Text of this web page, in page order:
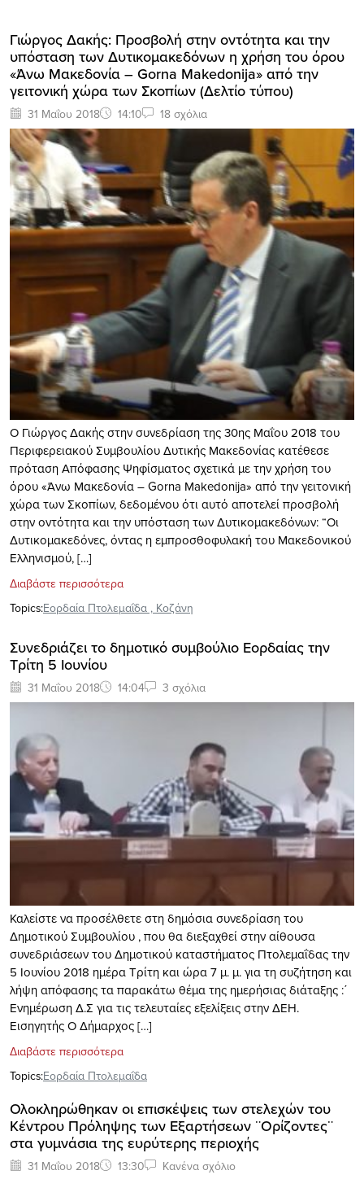
Γιώργος Δακής: Προσβολή στην οντότητα και την
υπόσταση των Δυτικομακεδόνων η χρήση του όρου
«Άνω Μακεδονία – Gorna Makedonija» από την
γειτονική χώρα των Σκοπίων (Δελτίο τύπου)
31 Μαΐου 2018 14:10 18 σχόλια
Ο Γιώργος Δακής στην συνεδρίαση της 30ης Μαΐου 2018 του
Περιφερειακού Συμβουλίου Δυτικής Μακεδονίας κατέθεσε
πρόταση Απόφασης Ψηφίσματος σχετικά με την χρήση του
όρου «Άνω Μακεδονία – Gorna Makedonija» από την γειτονική
χώρα των Σκοπίων, δεδομένου ότι αυτό αποτελεί προσβολή
στην οντότητα και την υπόσταση των Δυτικομακεδόνων: “Οι
Δυτικομακεδόνες, όντας η εμπροσθοφυλακή του Μακεδονικού
Ελληνισμού, […]
Διαβάστε περισσότερα
Topics:Εορδαία Πτολεμαΐδα , Κοζάνη
Συνεδριάζει το δημοτικό συμβούλιο Εορδαίας την
Τρίτη 5 Ιουνίου
31 Μαΐου 2018 14:04 3 σχόλια
Καλείστε να προσέλθετε στη δημόσια συνεδρίαση του
Δημοτικού Συμβουλίου , που θα διεξαχθεί στην αίθουσα
συνεδριάσεων του Δημοτικού καταστήματος Πτολεμαΐδας την
5 Ιουνίου 2018 ημέρα Τρίτη και ώρα 7 μ. μ. για τη συζήτηση και
λήψη απόφασης τα παρακάτω θέμα της ημερήσιας διάταξης :΄
Ενημέρωση Δ.Σ για τις τελευταίες εξελίξεις στην ΔΕΗ.
Εισηγητής Ο Δήμαρχος […]
Διαβάστε περισσότερα
Topics:Εορδαία Πτολεμαΐδα
Ολοκληρώθηκαν οι επισκέψεις των στελεχών του
Κέντρου Πρόληψης των Εξαρτήσεων ¨Ορίζοντες¨
στα γυμνάσια της ευρύτερης περιοχής
31 Μαΐου 2018 13:30 Κανένα σχόλιο